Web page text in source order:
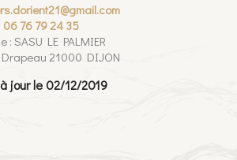
06 76 79 24 35
: SASU LE PALMIER
21000 DIJON
jour le 02/12/2019